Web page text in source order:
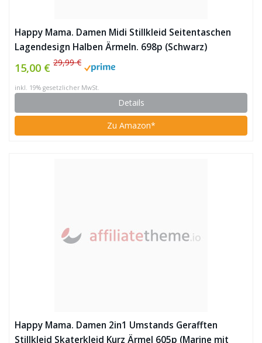
Happy Mama. Damen Midi Stillkleid Seitentaschen
Lagendesign Halben Ärmeln. 698p (Schwarz)
15,00 € 29,99 €
inkl. 19% gesetzlicher MwSt.
Details
Zu Amazon*
Happy Mama. Damen 2in1 Umstands Gerafften
Stillkleid Skaterkleid Kurz Ärmel 605p (Marine mit